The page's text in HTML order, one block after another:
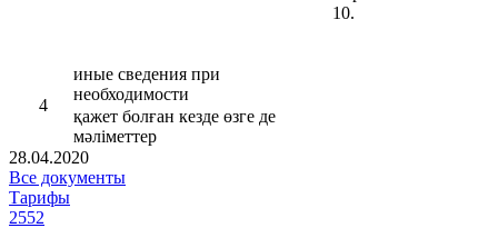
10.
4
иные сведения при
необходимости
қажет болған кезде өзге де
мәліметтер
28.04.2020
Все документы
Тарифы
2552